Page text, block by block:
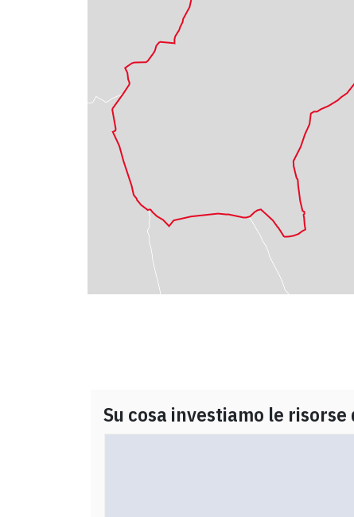
Su cosa investiamo le